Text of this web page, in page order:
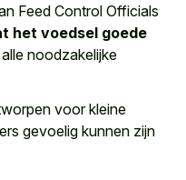
Feed Control Officials
het voedsel goede
noodzakelijke
voor kleine
gevoelig kunnen zijn